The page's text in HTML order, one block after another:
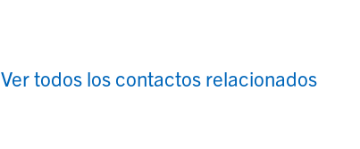
Ver todos los contactos relacionados